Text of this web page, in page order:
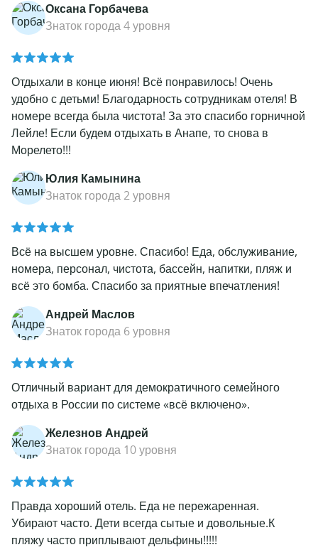
Оксана Горбачева
Знаток города 4 уровня
Отдыхали в конце июня! Всё понравилось! Очень
удобно с детьми! Благодарность сотрудникам отеля! В
номере всегда была чистота! За это спасибо горничной
Лейле! Если будем отдыхать в Анапе, то снова в
Морелето!!!
Юлия Камынина
Знаток города 2 уровня
Всё на высшем уровне. Спасибо! Еда, обслуживание,
номера, персонал, чистота, бассейн, напитки, пляж и
всё это бомба. Спасибо за приятные впечатления!
Андрей Маслов
Знаток города 6 уровня
Отличный вариант для демократичного семейного
отдыха в России по системе «всё включено».
Железнов Андрей
Знаток города 10 уровня
Правда хороший отель. Еда не пережаренная.
Убирают часто. Дети всегда сытые и довольные.К
пляжу часто приплывают дельфины!!!!!